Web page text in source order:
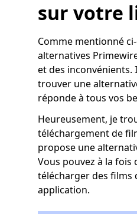
sur votre
Comme mentionné
alternatives
et des inconvénients.
trouver une
réponde à tous vos
Heureusement, je
téléchargement de
propose une
Vous pouvez à la fois
télécharger des films
application.